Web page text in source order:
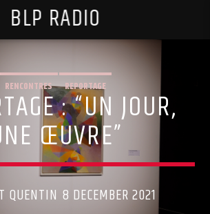
BLP RADIO
RENCONTRES REPORTAGE
: “UN JOUR,
ŒUVRE”
QUENTIN 8 DECEMBER 2021